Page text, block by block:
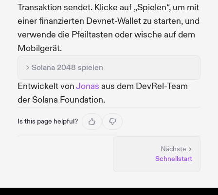
Transaktion sendet. Klicke auf „Spielen“, um mit
einer finanzierten Devnet-Wallet zu starten, und
verwende die Pfeiltasten oder wische auf dem
Mobilgerät.
Solana 2048 spielen
Entwickelt vonJonas aus dem DevRel-Team
der Solana Foundation.
Is this page helpful?
Nächste
Schnellstart